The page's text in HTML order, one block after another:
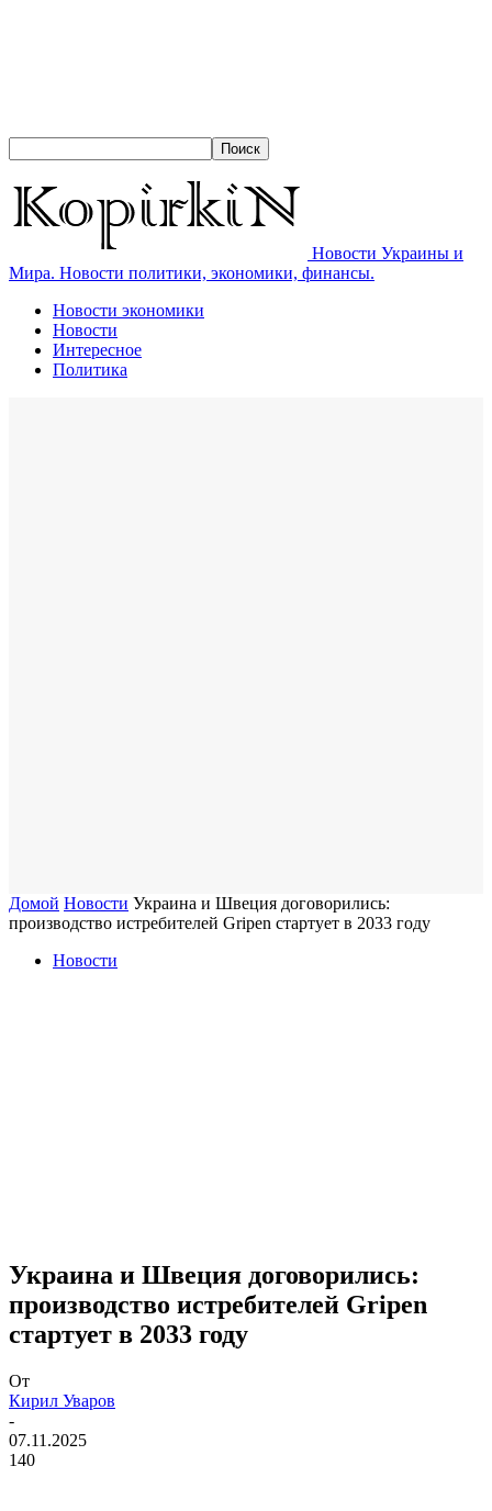
Новости Украины и
Мира. Новости политики, экономики, финансы.
Новости экономики
Новости
Интересное
Политика
Домой Новости Украина и Швеция договорились:
производство истребителей Gripen стартует в 2033 году
Новости
Украина и Швеция договорились:
производство истребителей Gripen
стартует в 2033 году
От
Кирил Уваров
-
07.11.2025
140